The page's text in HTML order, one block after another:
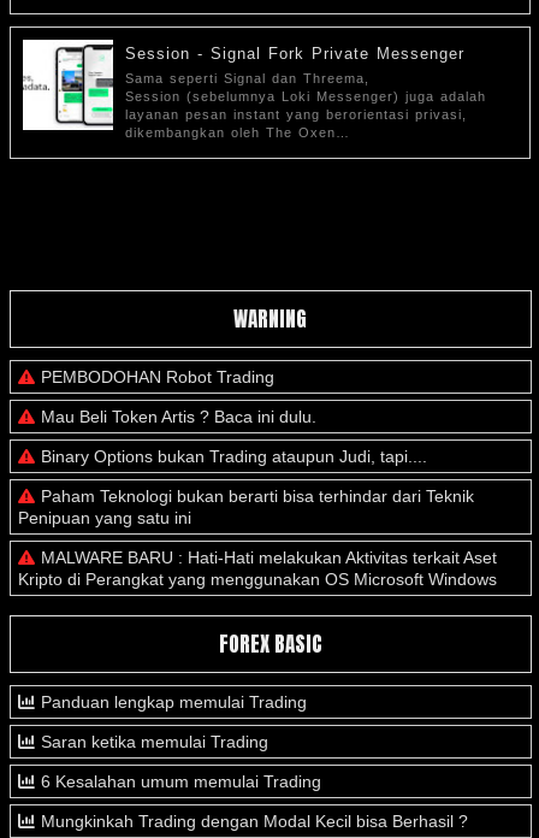
Session - Signal Fork Private Messenger
Sama seperti Signal dan Threema,
Session (sebelumnya Loki Messenger) juga adalah
layanan pesan instant yang berorientasi privasi,
dikembangkan oleh The Oxen…
WARNING
PEMBODOHAN Robot Trading
Mau Beli Token Artis ? Baca ini dulu.
Binary Options bukan Trading ataupun Judi, tapi....
Paham Teknologi bukan berarti bisa terhindar dari Teknik
Penipuan yang satu ini
MALWARE BARU : Hati-Hati melakukan Aktivitas terkait Aset
Kripto di Perangkat yang menggunakan OS Microsoft Windows
FOREX BASIC
Panduan lengkap memulai Trading
Saran ketika memulai Trading
6 Kesalahan umum memulai Trading
Mungkinkah Trading dengan Modal Kecil bisa Berhasil ?